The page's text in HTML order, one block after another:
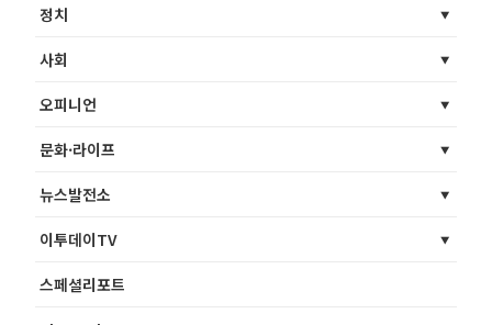
정치
사회
오피니언
문화·라이프
뉴스발전소
이투데이TV
스페셜리포트